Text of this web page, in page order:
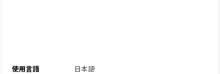
使用言語
日本語